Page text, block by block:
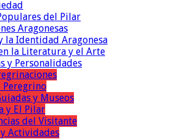
del Pilar
Aragonesas
la Identidad Aragonesa
la Literatura y el Arte
y Personalidades
Peregrino
y Museos
y El Pilar
del Visitante
Actividades